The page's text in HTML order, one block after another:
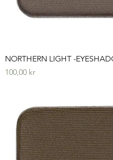
NORTHERN LIGHT -
Pris
100,00 kr